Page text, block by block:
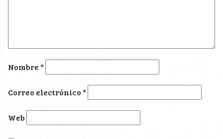
Nombre*
Correo electrónico*
Web